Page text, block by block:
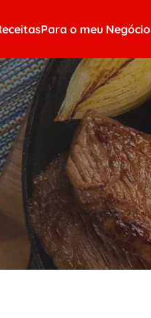
Para o meu Negócio